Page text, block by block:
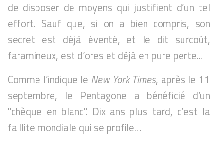
de disposer de moyens qui justifient d’un tel
effort. Sauf que, si on a bien compris, son
secret est déjà éventé, et le dit surcoût,
faramineux, est d’ores et déjà en pure perte...
Comme l’indique le New York Times, après le 11
septembre, le Pentagone a bénéficié d’un
"chèque en blanc". Dix ans plus tard, c’est la
faillite mondiale qui se profile…